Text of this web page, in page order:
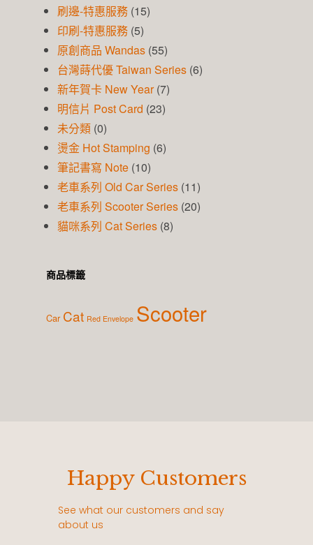
刷邊-特惠服務 (15)
印刷-特惠服務 (5)
原創商品 Wandas (55)
台灣蒔代優 Taiwan Series (6)
新年賀卡 New Year (7)
明信片 Post Card (23)
未分類 (0)
燙金 Hot Stamping (6)
筆記書寫 Note (10)
老車系列 Old Car Series (11)
老車系列 Scooter Series (20)
貓咪系列 Cat Series (8)
商品標籤
Car Cat Red Envelope Scooter
Happy Customers
See what our customers and say
about us